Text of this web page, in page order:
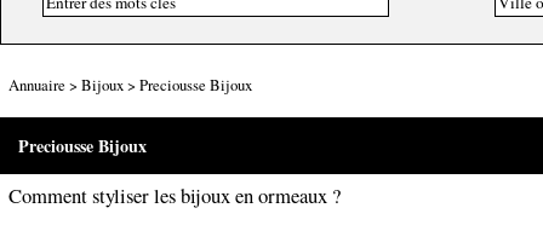
Annuaire > Bijoux> Preciousse Bijoux
Preciousse Bijoux
Comment styliser les bijoux en ormeaux ?